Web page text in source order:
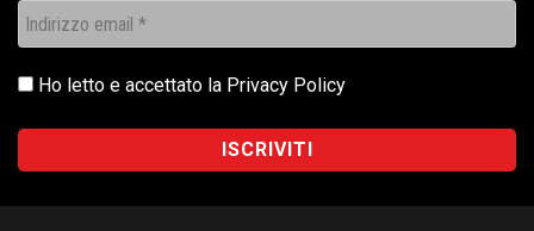
Ho letto e accettato la Privacy Policy